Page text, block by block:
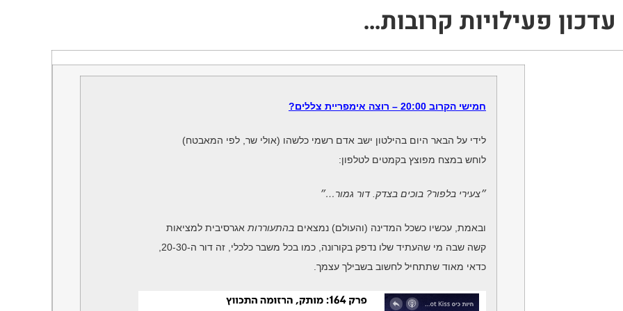
עדכון פעילויות קרובות…
חמישי הקרוב 20:00 – רוצה אימפריית צללים?
לידי על הבאר היום בהילטון ישב אדם רשמי כלשהו (אולי שר, לפי המאבטח)
לוחש במצח מפוצץ בקמטים לטלפון:
״צעירי בלפור? בוכים בצדק. דור גמור…״
ובאמת, עכשיו כשכל המדינה (והעולם) נמצאים בהתעוררותאגרסיבית למציאות
קשה שבה מי שהעתיד שלו נדפק בקורונה, כמו בכל משבר כלכלי, זה דור ה-20-30,
כדאי מאוד שתתחיל לחשוב בשבילך עצמך.